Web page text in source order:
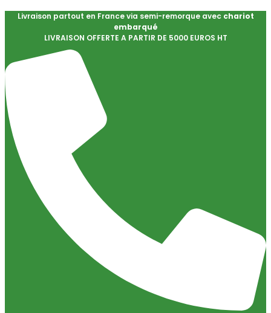
Livraison partout en France via semi-remorque avec chariot
embarqué
LIVRAISON OFFERTE A PARTIR DE 5000 EUROS HT